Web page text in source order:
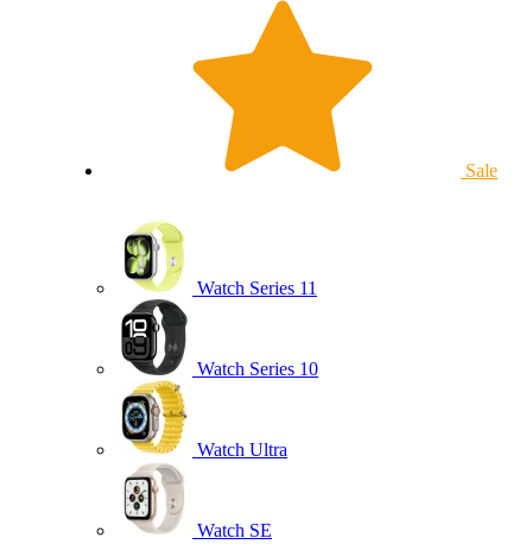
Sale
Watch Series 11
Watch Series 10
Watch Ultra
Watch SE